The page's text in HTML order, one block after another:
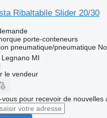
Ribaltabile Slider 20/30
porte-conteneurs
pneumatique/pneumatique
Legnano MI
le vendeur
vous pour recevoir de nouvelles